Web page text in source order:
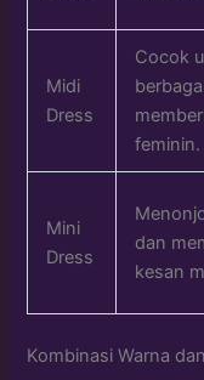
Midi
Dress
Cocok
feminin.
Mini
Dress
dan
kesan
Kombinasi Warna